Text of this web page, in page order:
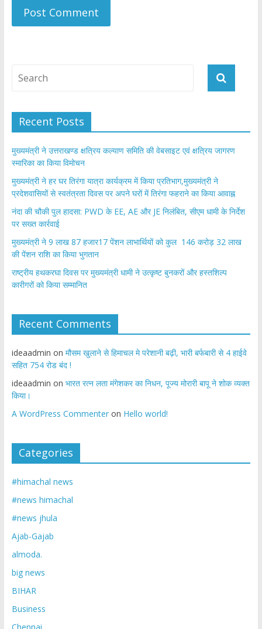
Recent Posts
मुख्यमंत्री ने उत्तराखण्ड क्षत्रिय कल्याण समिति की वेबसाइट एवं क्षत्रिय जागरण
स्मारिका का किया विमोचन
मुख्यमंत्री ने हर घर तिरंगा यात्रा कार्यक्रम में किया प्रतिभाग,मुख्यमंत्री ने
प्रदेशवासियों से स्वतंत्रता दिवस पर अपने घरों में तिरंगा फहराने का किया आवाह्न
नंदा की चौकी पुल हादसा: PWD के EE, AE और JE निलंबित, सीएम धामी के निर्देश
पर सख्त कार्रवाई
मुख्यमंत्री ने 9 लाख 87 हजार17 पेंशन लाभार्थियों को कुल 146 करोड़ 32 लाख
की पेंशन राशि का किया भुगतान
राष्ट्रीय हथकरघा दिवस पर मुख्यमंत्री धामी ने उत्कृष्ट बुनकरों और हस्तशिल्प
कारीगरों को किया सम्मानित
Recent Comments
ideaadmin on मौसम खुलाने से हिमाचल मे परेशानी बढ़ी, भारी बर्फबारी से 4 हाईवे
सहित 754 रोड बंद !
ideaadmin on भारत रत्न लता मंगेशकर का निधन, पूज्य मोरारी बापू ने शोक व्यक्त
किया।
A WordPress Commenteron Hello world!
Categories
#himachal news
#news himachal
#news jhula
Ajab-Gajab
almoda.
big news
BIHAR
Business